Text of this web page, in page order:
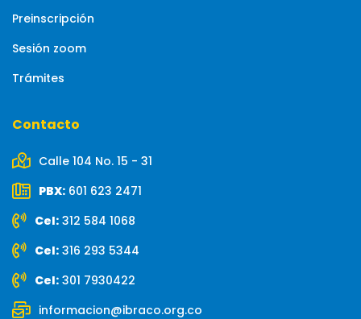
Preinscripción
Sesión zoom
Trámites
Contacto
Calle 104 No. 15 - 31
PBX: 601 623 2471
Cel: 312 584 1068
Cel: 316 293 5344
Cel: 301 7930422
informacion@ibraco.org.co